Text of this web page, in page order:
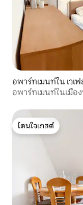
อพาร์ทเมนท์ใน เวเ
อพาร์ทเมนท์ในเมือ
โดนใจเกสต์
โดนใจเกสต์